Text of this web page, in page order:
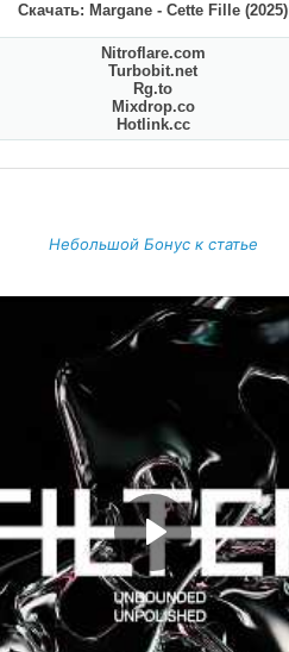
Скачать: Margane - Cette Fille (2025)
Nitroflare.com
Turbobit.net
Rg.to
Mixdrop.co
Hotlink.cc
Небольшой Бонус к статье